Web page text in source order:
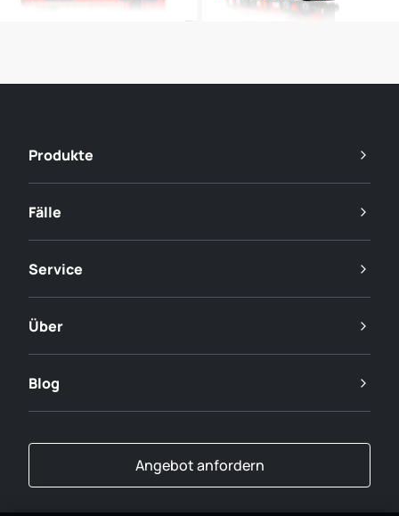
Produkte
Fälle
Service
Über
Blog
Angebot anfordern